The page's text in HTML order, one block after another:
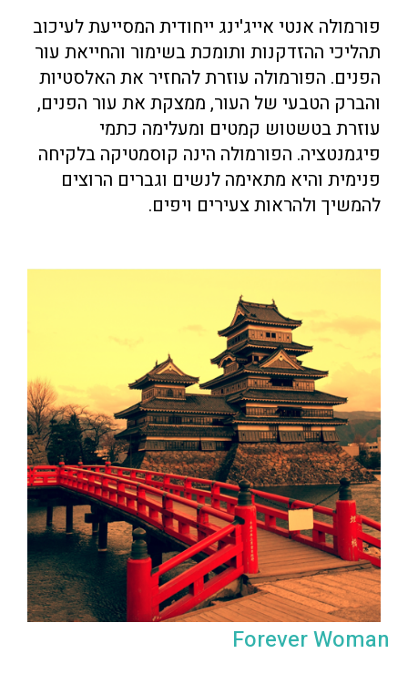
פורמולה אנטי אייג'ינג ייחודית המסייעת לעיכוב
תהליכי ההזדקנות ותומכת בשימור והחייאת עור
הפנים. הפורמולה עוזרת להחזיר את האלסטיות
והברק הטבעי של העור, ממצקת את עור הפנים,
עוזרת בטשטוש קמטים ומעלימה כתמי
פיגמנטציה. הפורמולה הינה קוסמטיקה בלקיחה
פנימית והיא מתאימה לנשים וגברים הרוצים
להמשיך ולהראות צעירים ויפים.
Forever Woman